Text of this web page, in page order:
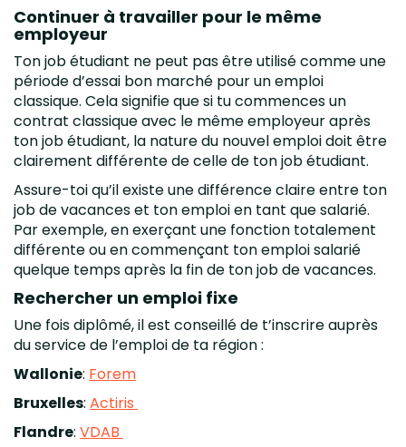
Continuer à travailler pour le même
employeur
Ton job étudiant ne peut pas être utilisé comme une
période d’essai bon marché pour un emploi
classique. Cela signifie que si tu commences un
contrat classique avec le même employeur après
ton job étudiant, la nature du nouvel emploi doit être
clairement différente de celle de ton job étudiant.
Assure-toi qu’il existe une différence claire entre ton
job de vacances et ton emploi en tant que salarié.
Par exemple, en exerçant une fonction totalement
différente ou en commençant ton emploi salarié
quelque temps après la fin de ton job de vacances.
Rechercher un emploi fixe
Une fois diplômé, il est conseillé de t’inscrire auprès
du service de l’emploi de ta région :
Wallonie: Forem
Bruxelles: Actiris
Flandre: VDAB